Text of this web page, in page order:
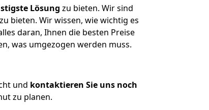
Lösung zu bieten. Wir sind
bieten. Wir wissen, wie wichtig es
daran, Ihnen die besten Preise
was umgezogen werden muss.
und kontaktieren Sie uns noch
zu planen.